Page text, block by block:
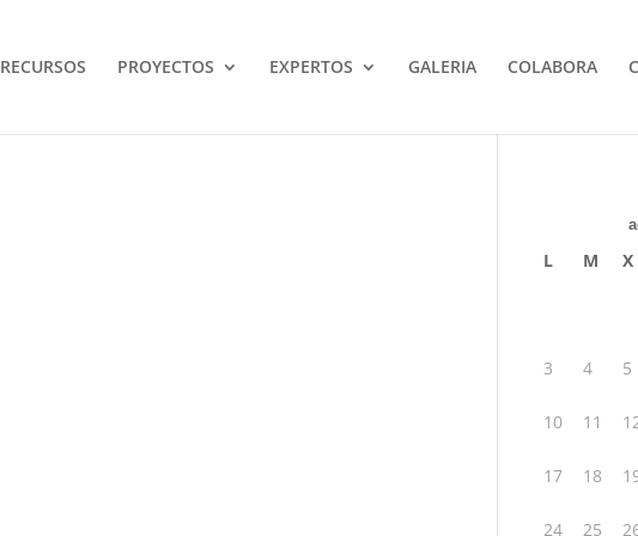
RECURSOS PROYECTOS EXPERTOS GALERIA COLABORA
L M X
3 4 5
10 11
17 18
24 25